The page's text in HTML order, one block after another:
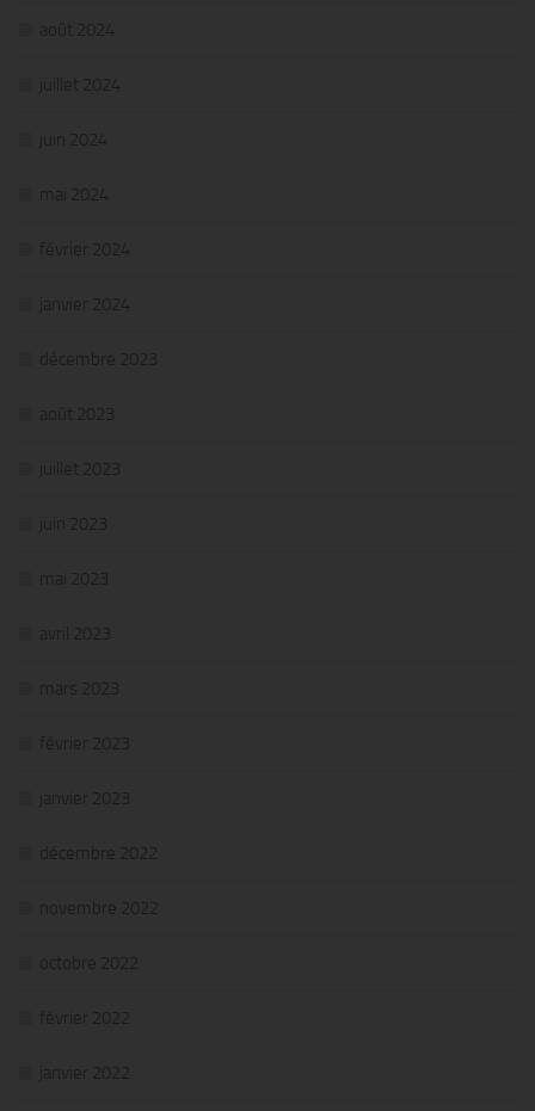
août 2024
juillet 2024
juin 2024
mai 2024
février 2024
janvier 2024
décembre 2023
août 2023
juillet 2023
juin 2023
mai 2023
avril 2023
mars 2023
février 2023
janvier 2023
décembre 2022
novembre 2022
octobre 2022
février 2022
janvier 2022